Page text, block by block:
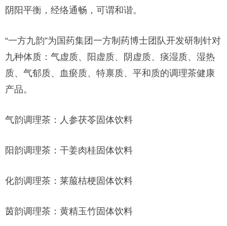
阴阳平衡，经络通畅，可谓和谐。
“一方九韵”为国药集团一方制药博士团队开发研制针对
九种体质：气虚质、阳虚质、阴虚质、痰湿质、湿热
质、气郁质、血瘀质、特禀质、平和质的调理茶健康
产品。
气韵调理茶：人参茯苓固体饮料
阳韵调理茶：干姜肉桂固体饮料
化韵调理茶：莱菔桔梗固体饮料
茵韵调理茶：黄精玉竹固体饮料